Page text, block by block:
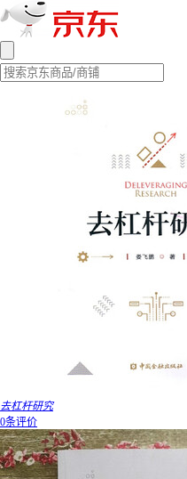
去杠杆研究
0条评价